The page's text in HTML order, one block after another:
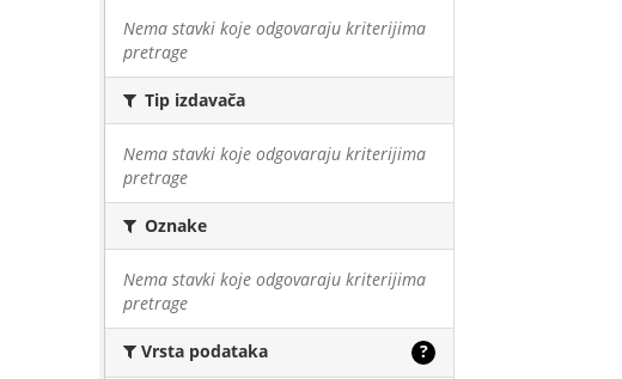
Nema stavki koje odgovaraju kriterijima
pretrage
Tip izdavača
Nema stavki koje odgovaraju kriterijima
pretrage
Oznake
Nema stavki koje odgovaraju kriterijima
pretrage
Vrsta podataka ?